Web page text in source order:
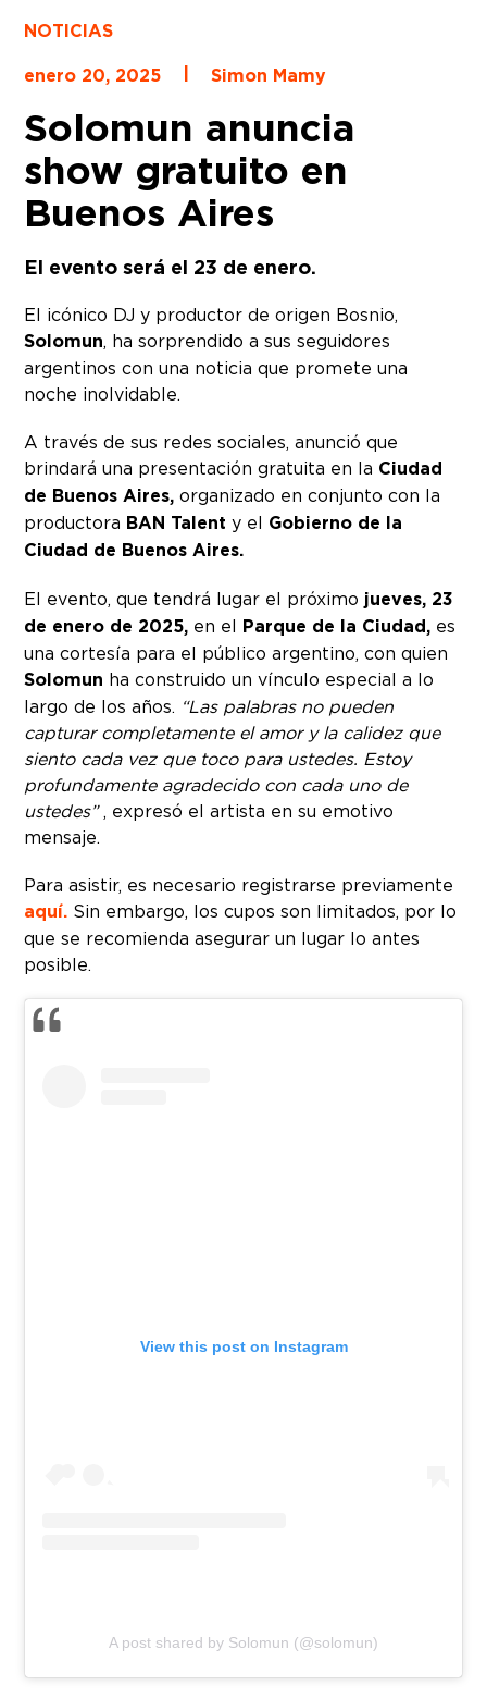
NOTICIAS
enero 20, 2025
Simon Mamy
Solomun anuncia
show gratuito en
Buenos Aires
El evento será el 23 de enero.
El icónico DJ y productor de origen Bosnio,
Solomun, ha sorprendido a sus seguidores
argentinos con una noticia que promete una
noche inolvidable.
A través de sus redes sociales, anunció que
brindará una presentación gratuita en la Ciudad
de Buenos Aires, organizado en conjunto con la
productora BAN Talent y el Gobierno de la
Ciudad de Buenos Aires.
El evento, que tendrá lugar el próximo jueves, 23
de enero de 2025, en el Parque de la Ciudad, es
una cortesía para el público argentino, con quien
Solomun ha construido un vínculo especial a lo
largo de los años. “Las palabras no pueden
capturar completamente el amor y la calidez que
siento cada vez que toco para ustedes. Estoy
profundamente agradecido con cada uno de
ustedes”, expresó el artista en su emotivo
mensaje.
Para asistir, es necesario registrarse previamente
aquí. Sin embargo, los cupos son limitados, por lo
que se recomienda asegurar un lugar lo antes
posible.
View this post on Instagram
A post shared by Solomun (@solomun)